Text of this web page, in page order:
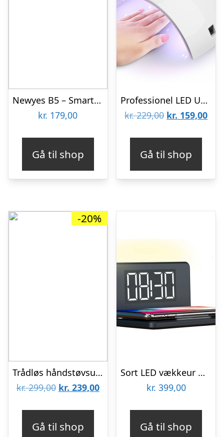
Newyes B5 – Smart Notesbog
kr. 179,00
Gå til shop
Professionel LED UV Neglelampe
kr.229,00 Den
kr. 229,00.
kr. 159,00Den
kr.
Gå til shop
-20%
Trådløs håndstøvsuger til bilen
kr.299,00 Den
kr. 239,00Den
Gå til shop
Sort LED vækkeur med trådløs oplader
kr. 399,00
Gå til shop